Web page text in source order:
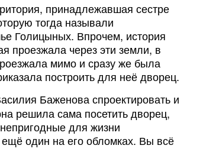
принадлежавшая сестре
тогда называли
Голицыных. Впрочем, история
проезжала через эти земли, в
мимо и сразу же была
построить для неё дворец.
Баженова спроектировать и
решила сама посетить дворец,
для жизни
один на его обломках. Вы всё